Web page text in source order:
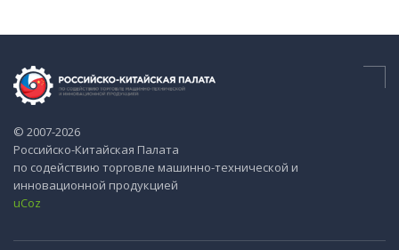
© 2007-2026
Российско-Китайская Палата
по содействию торговле машинно-технической и
инновационной продукцией
uCoz